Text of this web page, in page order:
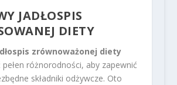
JADŁOSPIS
DIETY
zrównoważonej diety
różnorodności, aby zapewnić
składniki odżywcze. Oto